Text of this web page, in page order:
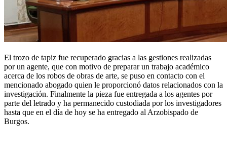
El trozo de tapiz fue recuperado gracias a las gestiones realizadas
por un agente, que con motivo de preparar un trabajo académico
acerca de los robos de obras de arte, se puso en contacto con el
mencionado abogado quien le proporcionó datos relacionados con la
investigación. Finalmente la pieza fue entregada a los agentes por
parte del letrado y ha permanecido custodiada por los investigadores
hasta que en el día de hoy se ha entregado al Arzobispado de
Burgos.